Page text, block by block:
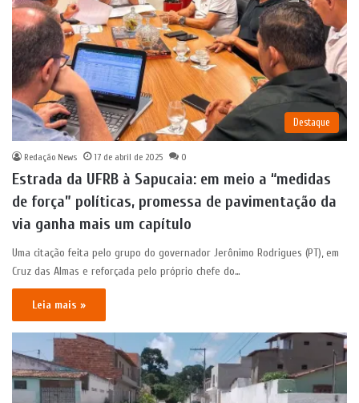
Destaque
Redação News 17 de abril de 2025 0
Estrada da UFRB à Sapucaia: em meio a “medidas
de força” políticas, promessa de pavimentação da
via ganha mais um capítulo
Uma citação feita pelo grupo do governador Jerônimo Rodrigues (PT), em
Cruz das Almas e reforçada pelo próprio chefe do…
Leia mais »